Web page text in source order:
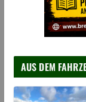
AUS DEM